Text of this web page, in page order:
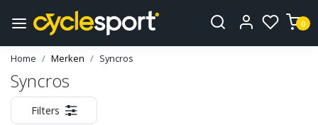
0
Home Merken Syncros
Syncros
Filters